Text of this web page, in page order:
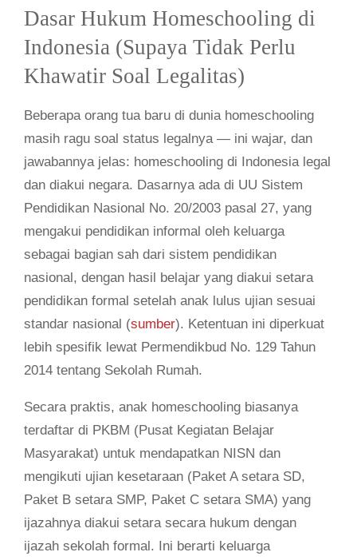
Dasar Hukum Homeschooling di
Indonesia (Supaya Tidak Perlu
Khawatir Soal Legalitas)
Beberapa orang tua baru di dunia homeschooling
masih ragu soal status legalnya — ini wajar, dan
jawabannya jelas: homeschooling di Indonesia legal
dan diakui negara. Dasarnya ada di UU Sistem
Pendidikan Nasional No. 20/2003 pasal 27, yang
mengakui pendidikan informal oleh keluarga
sebagai bagian sah dari sistem pendidikan
nasional, dengan hasil belajar yang diakui setara
pendidikan formal setelah anak lulus ujian sesuai
standar nasional (sumber). Ketentuan ini diperkuat
lebih spesifik lewat Permendikbud No. 129 Tahun
2014 tentang Sekolah Rumah.
Secara praktis, anak homeschooling biasanya
terdaftar di PKBM (Pusat Kegiatan Belajar
Masyarakat) untuk mendapatkan NISN dan
mengikuti ujian kesetaraan (Paket A setara SD,
Paket B setara SMP, Paket C setara SMA) yang
ijazahnya diakui setara secara hukum dengan
ijazah sekolah formal. Ini berarti keluarga